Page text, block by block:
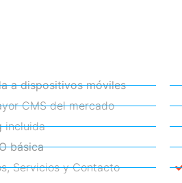
a dispositivos móviles
CMS del mercado
incluida
básica
Servicios y Contacto